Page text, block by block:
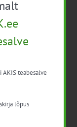
AKIS teabesalve
lõpus